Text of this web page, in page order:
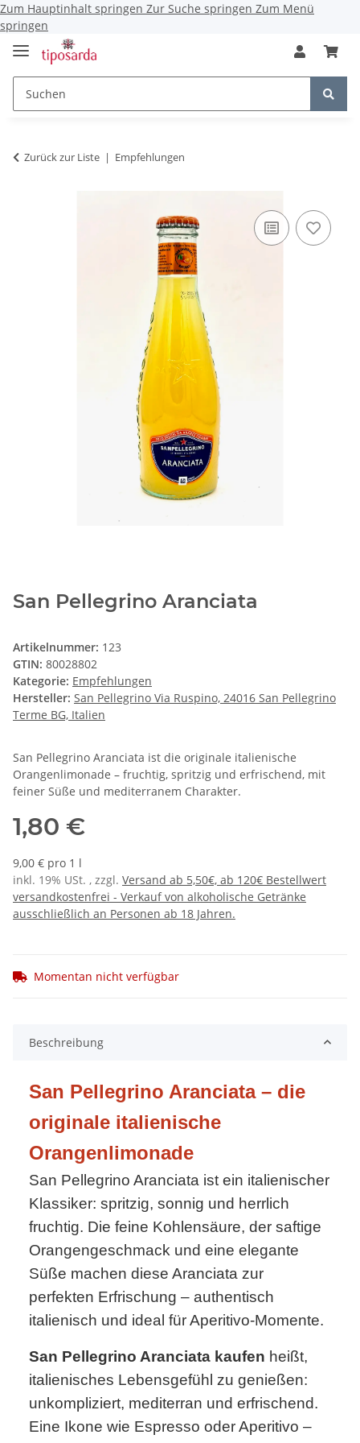
Zum Hauptinhalt springen Zur Suche springen Zum Menü
springen
Zurück zur Liste Empfehlungen
San Pellegrino Aranciata
Artikelnummer: 123
GTIN: 80028802
Kategorie: Empfehlungen
Hersteller: San Pellegrino Via Ruspino, 24016 San Pellegrino
Terme BG, Italien
San Pellegrino Aranciata ist die originale italienische
Orangenlimonade – fruchtig, spritzig und erfrischend, mit
feiner Süße und mediterranem Charakter.
1,80 €
9,00 € pro 1 l
inkl. 19% USt. , zzgl. Versand ab 5,50€, ab 120€ Bestellwert
versandkostenfrei - Verkauf von alkoholische Getränke
ausschließlich an Personen ab 18 Jahren.
Momentan nicht verfügbar
Beschreibung
San Pellegrino Aranciata – die
originale italienische
Orangenlimonade
San Pellegrino Aranciata ist ein italienischer
Klassiker: spritzig, sonnig und herrlich
fruchtig. Die feine Kohlensäure, der saftige
Orangengeschmack und eine elegante
Süße machen diese Aranciata zur
perfekten Erfrischung – authentisch
italienisch und ideal für Aperitivo-Momente.
San Pellegrino Aranciata kaufen heißt,
italienisches Lebensgefühl zu genießen:
unkompliziert, mediterran und erfrischend.
Eine Ikone wie Espresso oder Aperitivo –